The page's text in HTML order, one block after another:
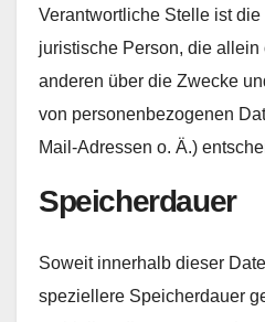
Verantwortliche Stelle ist
juristische Person, die
anderen über die Zwecke
von personenbezogenen
Mail-Adressen o. Ä.)
Speicherdauer
Soweit innerhalb dieser
speziellere Speicherdauer